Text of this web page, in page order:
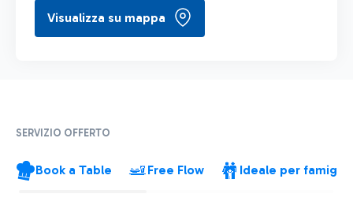
Visualizza su mappa
SERVIZIO OFFERTO
Book a Table Free Flow Ideale per famiglie